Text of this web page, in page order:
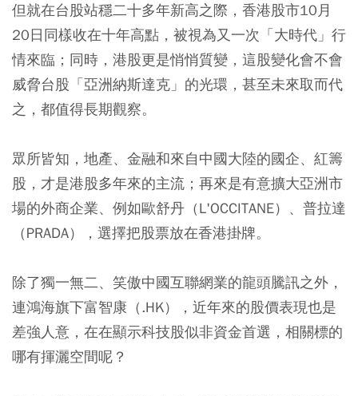
但就在台股站穩二十多年新高之際，香港股市10月
20日同樣收在十年高點，被視為又一次「大時代」行
情來臨；同時，港股更是悄悄質變，這股變化會不會
威脅台股「亞洲納斯達克」的光環，甚至未來取而代
之，都值得長期觀察。
眾所皆知，地產、金融和來自中國大陸的國企、紅籌
股，才是港股多年來的主流；再來是有意擴大亞洲市
場的外商企業、例如歐舒丹（L'OCCITANE）、普拉達
（PRADA），選擇把股票放在香港掛牌。
除了獨一無二、笑傲中國互聯網業的龍頭騰訊之外，
連鴻海旗下富智康（.HK），近年來的股價表現也是
差強人意，在在顯示科技股似非資金首選，相關標的
哪有揮灑空間呢？